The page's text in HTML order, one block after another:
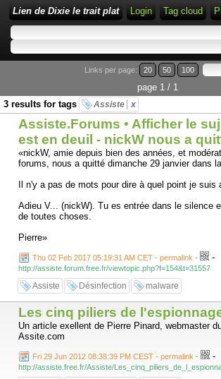
Lien de Dixie le trait plat Login Tag cloud
Links per page: 20 50 100
page 1 / 1
3 results for tags
Assiste x
Assiste.Forums • Afficher le
est en deuil - nickW nous a
«nickW, amie depuis bien des années, et
forums, nous a quitté dimanche 29 janvier dans
Il n'y a pas de mots pour dire à quel point je suis
Adieu V... (nickW). Tu es entrée dans le silence
de toutes choses.
Pierre»
Thu 02 Feb 2017 05:19:31 AM CET - permalink - -
http://assiste.forum.free.fr/viewtopic.php?f=154&t=31557
Assiste Désinfection malware
Les cinq piliers de
Un article exellent de Pierre Pinard, webmaster
Assite.com
Fri 29 Jun 2012 08:38:39 PM CEST - permalink - -
http://assiste.free.fr/Assiste/